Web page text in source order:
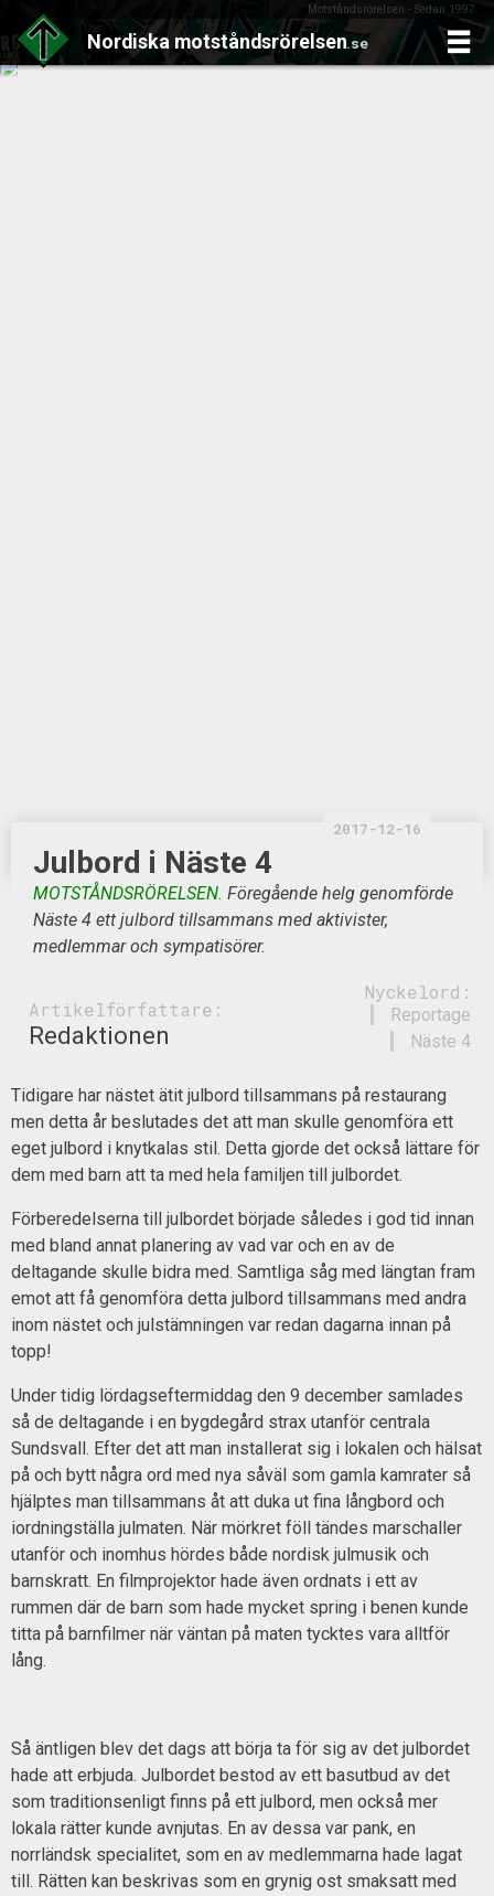
Motståndsrörelsen - Sedan 1997
Nordiska motståndsrörelsen.se
2017-12-16
Julbord i Näste 4
MOTSTÅNDSRÖRELSEN. Föregående helg genomförde
Näste 4 ett julbord tillsammans med aktivister,
medlemmar och sympatisörer.
Artikelförfattare:
Redaktionen
Nyckelord:
Reportage
Näste 4
Tidigare har nästet ätit julbord tillsammans på restaurang
men detta år beslutades det att man skulle genomföra ett
eget julbord i knytkalas stil. Detta gjorde det också lättare för
dem med barn att ta med hela familjen till julbordet.
Förberedelserna till julbordet började således i god tid innan
med bland annat planering av vad var och en av de
deltagande skulle bidra med. Samtliga såg med längtan fram
emot att få genomföra detta julbord tillsammans med andra
inom nästet och julstämningen var redan dagarna innan på
topp!
Under tidig lördagseftermiddag den 9 december samlades
så de deltagande i en bygdegård strax utanför centrala
Sundsvall. Efter det att man installerat sig i lokalen och hälsat
på och bytt några ord med nya såväl som gamla kamrater så
hjälptes man tillsammans åt att duka ut fina långbord och
iordningställa julmaten. När mörkret föll tändes marschaller
utanför och inomhus hördes både nordisk julmusik och
barnskratt. En filmprojektor hade även ordnats i ett av
rummen där de barn som hade mycket spring i benen kunde
titta på barnfilmer när väntan på maten tycktes vara alltför
lång.
Så äntligen blev det dags att börja ta för sig av det julbordet
hade att erbjuda. Julbordet bestod av ett basutbud av det
som traditionsenligt finns på ett julbord, men också mer
lokala rätter kunde avnjutas. En av dessa var pank, en
norrländsk specialitet, som en av medlemmarna hade lagat
till. Rätten kan beskrivas som en grynig ost smaksatt med